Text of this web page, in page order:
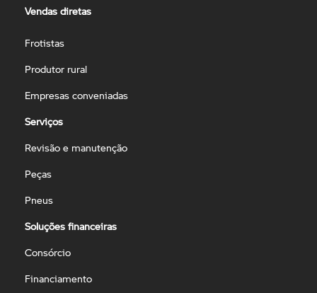
Vendas diretas
Frotistas
Produtor rural
Empresas conveniadas
Serviços
Revisão e manutenção
Peças
Pneus
Soluções financeiras
Consórcio
Financiamento